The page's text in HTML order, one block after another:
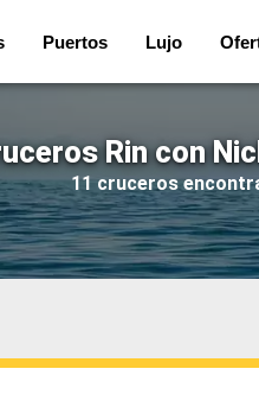
Puertos Lujo
Rin con
11 cruceros